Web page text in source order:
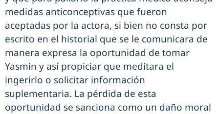
medidas anticonceptivas que fueron
aceptadas por la actora, si bien no consta por
escrito en el historial que se le comunicara de
manera expresa la oportunidad de tomar
Yasmin y así propiciar que meditara el
ingerirlo o solicitar información
suplementaria. La pérdida de esta
oportunidad se sanciona como un daño moral